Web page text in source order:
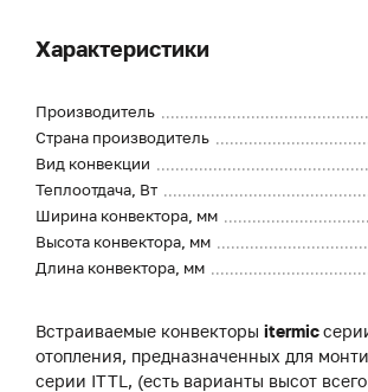
Характеристики
Производитель
Страна производитель
Вид конвекции
Теплоотдача, Вт
Ширина конвектора, мм
Высота конвектора, мм
Длина конвектора, мм
Встраиваемые конвекторы itermic
отопления, предназначенных для
серии ITTL, (есть варианты высот